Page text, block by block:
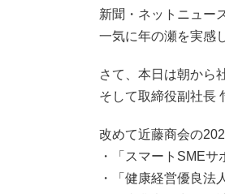
新聞・ネットニュー
一気に年の瀬を実感
さて、本日は朝から
そして取締役副社長
改めて近藤商会の
・「スマートSMEサ
・「健康経営優良法